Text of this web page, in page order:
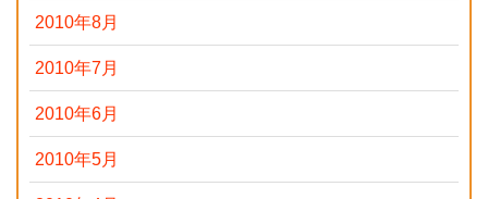
2010年8月
2010年7月
2010年6月
2010年5月